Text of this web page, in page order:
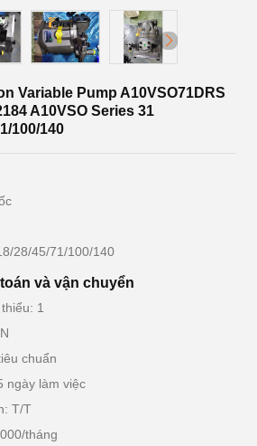
Variable Pump A10VSO71DRS
A10VSO Series 31
100/140
28/45/71/100/140
và vận chuyển
1
chuẩn
ngày làm việc
T/T
tháng